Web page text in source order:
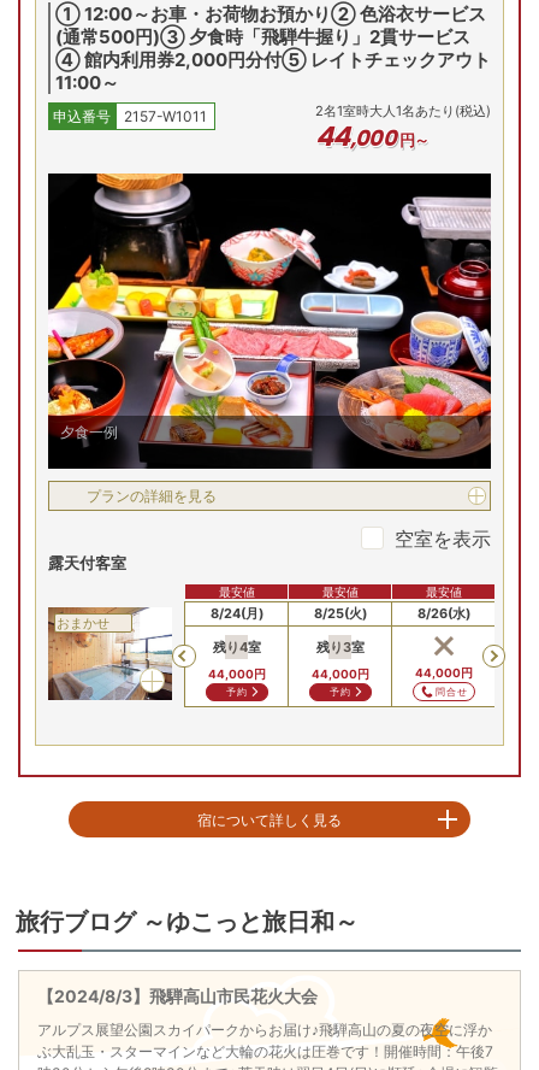
Previous
8/16(日)
残り 4室
予約
8/17(月)
残り 4 室
8/18(火)
問合せ
8/19(水)
問合せ
プランの詳細を見る
① 12:00～お車・お荷物お預かり② 色浴衣サービス
(通常500円)③ 夕食時「飛騨牛握り」2貫サービス
④ 館内利用券2,000円分付⑤ レイトチェックアウト
11:00～
申込番号 2157-W1011 2名1室時大人1名あたり(税込)
44,000円～
夕食一例
プランの詳細を見る
空室を表示
露天付客室
おまかせ
Previous
8/22(土) 8/23(日)
8/24(月)
残り4室
44,000円
予約
最安値
8/25(火)
残り3室
44,000円
予約
最安値
8/26(水)
44,000円
問合せ
最安値
宿について詳しく見る
でお選び頂けます。同じく最上階には女性専用リラクゼーションルーム『織
姫』がございます。二つの展望露天風呂とテルマリウム「星浴」、マッサー
は古い町並を見下ろす城山城址の高台にございます。森林浴百選の森に数え
られる城山公園では春の桜、秋の紅葉、冬の雪景色など四季の移り変わりを
お楽しみ頂けます。古い町並、高山陣屋、陣屋前朝市へは徒歩３分と観光に
旅行ブログ ～ゆこっと旅日和～
【2024/8/3】飛騨高山市民花火大会
アルプス展望公園スカイパークからお届け♪飛騨高山の夏の夜空に浮か
ぶ大乱玉・スターマインなど大輪の花火は圧巻です！開催時間：午後7